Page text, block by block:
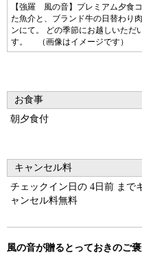
Pr
ev
io
【強羅 風の音】プレミアム夕食
た魚介と、ブランド牛の日替わり
ンにて。 どの季節にお越しいただ
す。 （画像はイメージです）
お食事
朝夕食付
キャンセル料
チェックイン日の 4日前 まで
ャンセル料無料
風の音が贈るとっておきのご